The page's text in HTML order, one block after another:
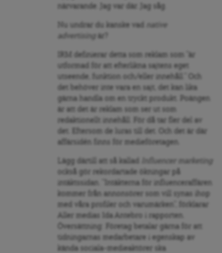
närvarande. Jag var där. Jag såg.
Nu undrar du kanske vad
native
advertising
är?
IRM definierar detta som reklam som ”är
utformad för att efterlikna sajtens eget
utseende, funktion och/eller innehåll.” Och
det behöver inte vara en sajt, det kan lika
gärna handla om en tryckt produkt. Poängen
är att det är reklam som ser ut som
redaktionellt innehåll. För då tar fler del av
det. Eftersom de luras till det. Och det är där
affärsidén finns för medieföretagen.
Lägg därtill att så kallad
Influencer marketing
också gör rekordartade ökningar på
intäktssidan. ”Intäkterna för influenceraffären
kommer från annonsörer som vill synas ihop
med våra profiler och varumärken”, förklarar
Aller medias Ida Antebro i rapporten.
Översättning: Företag betalar gärna för att
tidningarnas medarbetare i egenskap av
kända sociala-medieaktörer ska